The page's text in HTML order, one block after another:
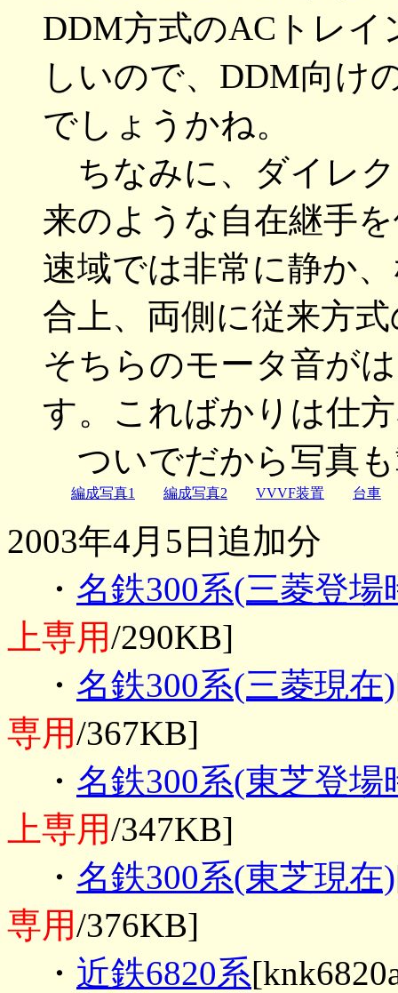
DDM方式のACトレ
しいので、DDM向け
でしょうかね。
ちなみに、ダイレ
来のような自在継手
速域では非常に静か
合上、両側に従来方
そちらのモータ音が
す。こればかりは仕
ついでだから写真
編成写真1 編成写真2 VVVF装置 台車
2003年4月5日追加分
・ 名鉄300系(三菱登場
上専用/290KB]
・ 名鉄300系(三菱現在)
専用/367KB]
・ 名鉄300系(東芝登場
上専用/347KB]
・ 名鉄300系(東芝現在)
専用/376KB]
・ 近鉄6820系